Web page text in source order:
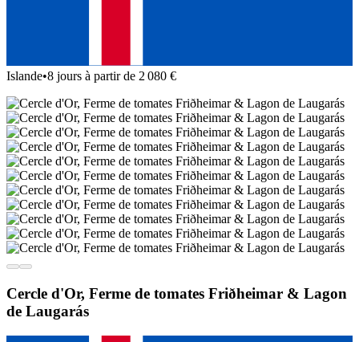
Islande•8 jours à partir de 2 080 €
Cercle d'Or, Ferme de tomates Friðheimar & Lagon
de Laugarás